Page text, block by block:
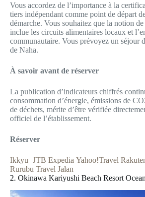
Vous accordez de l’importance à la
tiers indépendant comme point de départ
démarche. Vous souhaitez que la notion
inclue les circuits alimentaires locaux et
communautaire. Vous prévoyez un séjour
de Naha.
À savoir avant de réserver
La publication d’indicateurs chiffrés
consommation d’énergie, émissions de
de déchets, mérite d’être vérifiée
officiel de l’établissement.
Réserver
Ikkyu JTB Expedia Yahoo!Travel
Rurubu Travel Jalan
2. Okinawa Kariyushi Beach Resort